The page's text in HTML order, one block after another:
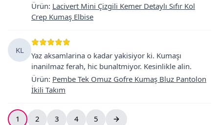
Ürün: Lacivert Mini Çizgili Kemer Detaylı Sıfır Kol
Crep Kumaş Elbise
KL
Yaz aksamlarina o kadar yakisiyor ki. Kumaşı
inanilmaz ferah, hic bunaltmiyor. Kesinlikle alin.
Ürün: Pembe Tek Omuz Gofre Kumaş Bluz Pantolon
İkili Takım
1 2 3 4 5